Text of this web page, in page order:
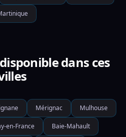
dans ces
Mérignac Mulhouse
en-France Baie-Mahault